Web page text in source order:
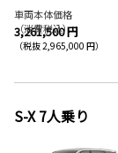
車両本体価格
（消費税込）
3,261,500 円
（税抜 2,965,000 円）
S-X 7人乗り